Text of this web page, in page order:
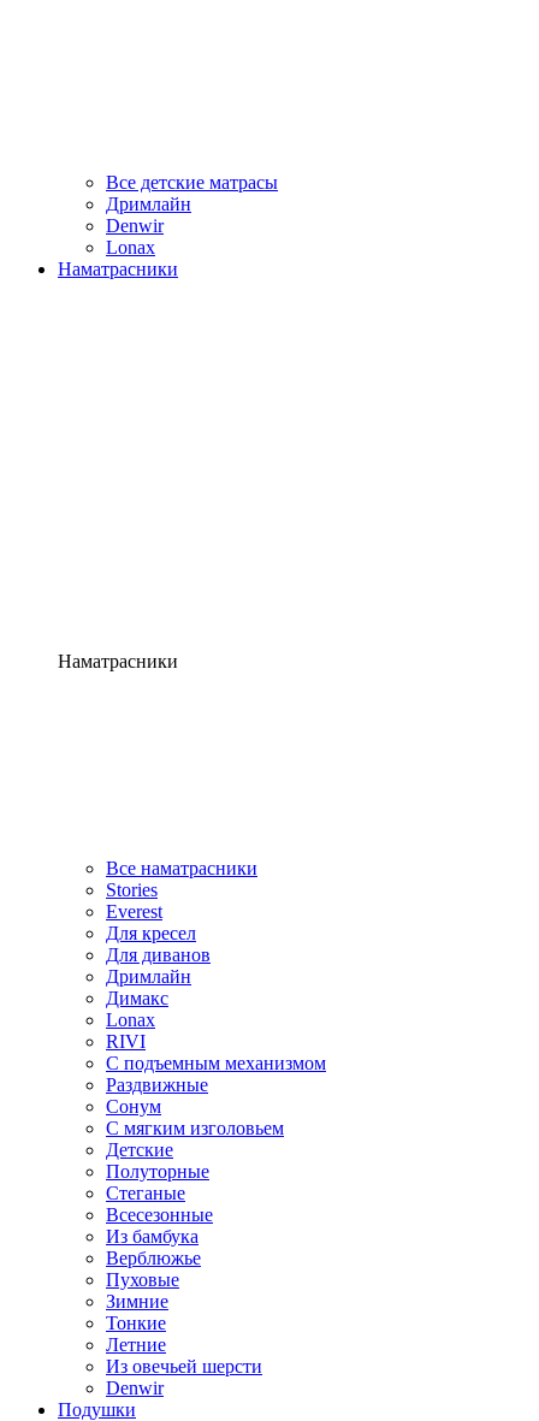
Все детские матрасы
Дримлайн
Denwir
Lonax
Наматрасники
Наматрасники
Все наматрасники
Stories
Everest
Для кресел
Для диванов
Дримлайн
Димакс
Lonax
RIVI
С подъемным механизмом
Раздвижные
Сонум
С мягким изголовьем
Детские
Полуторные
Стеганые
Всесезонные
Из бамбука
Верблюжье
Пуховые
Зимние
Тонкие
Летние
Из овечьей шерсти
Denwir
Подушки